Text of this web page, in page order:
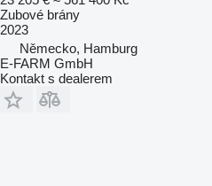
Zubové brány
2023
Německo, Hamburg
E-FARM GmbH
Kontakt s dealerem